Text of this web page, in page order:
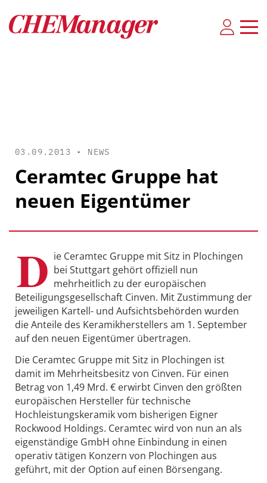
03.09.2013 • NEWS
Ceramtec Gruppe hat
neuen Eigentümer
D ie Ceramtec Gruppe mit Sitz in Plochingen
bei Stuttgart gehört offiziell nun
mehrheitlich zu der europäischen
Beteiligungsgesellschaft Cinven. Mit Zustimmung der
jeweiligen Kartell- und Aufsichtsbehörden wurden
die Anteile des Keramikherstellers am 1. September
auf den neuen Eigentümer übertragen.
Die Ceramtec Gruppe mit Sitz in Plochingen ist
damit im Mehrheitsbesitz von Cinven. Für einen
Betrag von 1,49 Mrd. € erwirbt Cinven den größten
europäischen Hersteller für technische
Hochleistungskeramik vom bisherigen Eigner
Rockwood Holdings. Ceramtec wird von nun an als
eigenständige GmbH ohne Einbindung in einen
operativ tätigen Konzern von Plochingen aus
geführt, mit der Option auf einen Börsengang.